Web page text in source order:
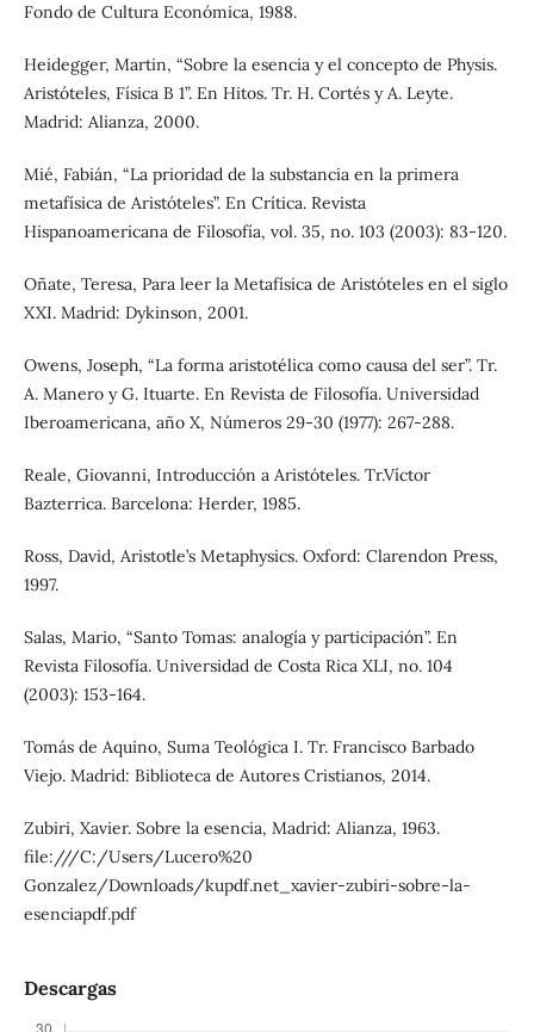
Fondo de Cultura Económica, 1988.
Heidegger, Martin, “Sobre la esencia y el concepto de Physis.
Aristóteles, Física B 1”. En Hitos. Tr. H. Cortés y A. Leyte.
Madrid: Alianza, 2000.
Mié, Fabián, “La prioridad de la substancia en la primera
metafísica de Aristóteles”. En Crítica. Revista
Hispanoamericana de Filosofía, vol. 35, no. 103 (2003): 83-120.
Oñate, Teresa, Para leer la Metafísica de Aristóteles en el siglo
XXI. Madrid: Dykinson, 2001.
Owens, Joseph, “La forma aristotélica como causa del ser”. Tr.
A. Manero y G. Ituarte. En Revista de Filosofía. Universidad
Iberoamericana, año X, Números 29-30 (1977): 267-288.
Reale, Giovanni, Introducción a Aristóteles. Tr.Víctor
Bazterrica. Barcelona: Herder, 1985.
Ross, David, Aristotle’s Metaphysics. Oxford: Clarendon Press,
1997.
Salas, Mario, “Santo Tomas: analogía y participación”. En
Revista Filosofía. Universidad de Costa Rica XLI, no. 104
(2003): 153-164.
Tomás de Aquino, Suma Teológica I. Tr. Francisco Barbado
Viejo. Madrid: Biblioteca de Autores Cristianos, 2014.
Zubiri, Xavier. Sobre la esencia, Madrid: Alianza, 1963.
file:///C:/Users/Lucero%20
Gonzalez/Downloads/kupdf.net_xavier-zubiri-sobre-la-
esenciapdf.pdf
Descargas